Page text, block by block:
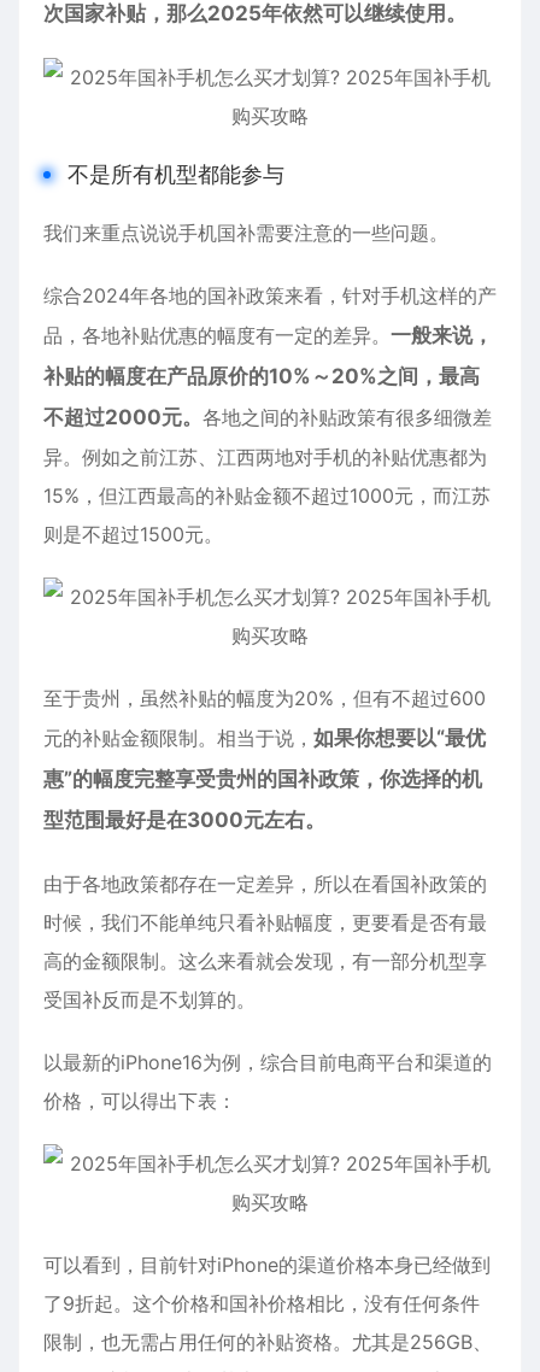
次国家补贴，那么2025年依然可以继续使用。
不是所有机型都能参与
我们来重点说说手机国补需要注意的一些问题。
综合2024年各地的国补政策来看，针对手机这样的产
品，各地补贴优惠的幅度有一定的差异。 一般来说，
补贴的幅度在产品原价的10%～20%之间，最高
不超过2000元。 各地之间的补贴政策有很多细微差
异。例如之前江苏、江西两地对手机的补贴优惠都为
15%，但江西最高的补贴金额不超过1000元，而江苏
则是不超过1500元。
至于贵州，虽然补贴的幅度为20%，但有不超过600
元的补贴金额限制。相当于说， 如果你想要以“最优
惠”的幅度完整享受贵州的国补政策，你选择的机
型范围最好是在3000元左右。
由于各地政策都存在一定差异，所以在看国补政策的
时候，我们不能单纯只看补贴幅度，更要看是否有最
高的金额限制。这么来看就会发现，有一部分机型享
受国补反而是不划算的。
以最新的iPhone16为例，综合目前电商平台和渠道的
价格，可以得出下表：
可以看到，目前针对iPhone的渠道价格本身已经做到
了9折起。这个价格和国补价格相比，没有任何条件
限制，也无需占用任何的补贴资格。尤其是256GB、